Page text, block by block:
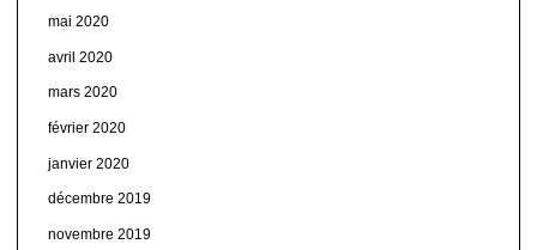
mai 2020
avril 2020
mars 2020
février 2020
janvier 2020
décembre 2019
novembre 2019